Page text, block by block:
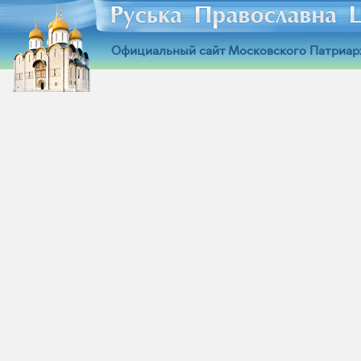
Официальный сайт Московского